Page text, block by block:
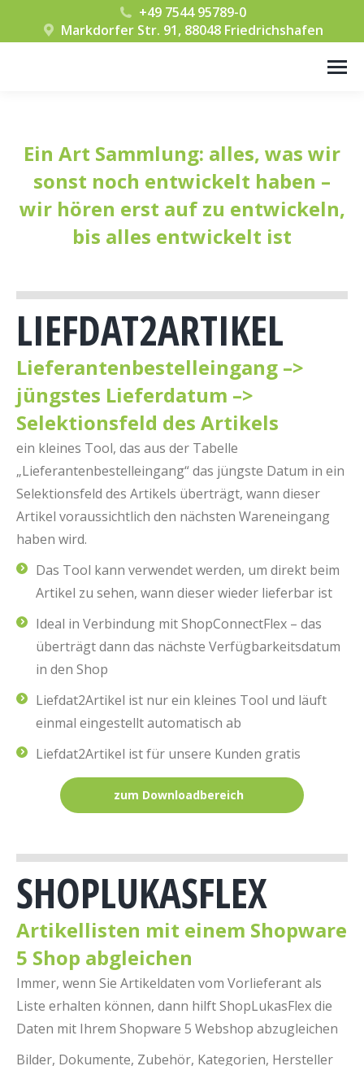
+49 7544 95789-0
Markdorfer Str. 91, 88048 Friedrichshafen
Ein Art Sammlung: alles, was wir
sonst noch entwickelt haben –
wir hören erst auf zu entwickeln,
bis alles entwickelt ist
LIEFDAT2ARTIKEL
Lieferantenbestelleingang –>
jüngstes Lieferdatum –>
Selektionsfeld des Artikels
ein kleines Tool, das aus der Tabelle
„Lieferantenbestelleingang“ das jüngste Datum in ein
Selektionsfeld des Artikels überträgt, wann dieser
Artikel voraussichtlich den nächsten Wareneingang
haben wird.
Das Tool kann verwendet werden, um direkt beim
Artikel zu sehen, wann dieser wieder lieferbar ist
Ideal in Verbindung mit ShopConnectFlex – das
überträgt dann das nächste Verfügbarkeitsdatum
in den Shop
Liefdat2Artikel ist nur ein kleines Tool und läuft
einmal eingestellt automatisch ab
Liefdat2Artikel ist für unsere Kunden gratis
zum Downloadbereich
SHOPLUKASFLEX
Artikellisten mit einem Shopware
5 Shop abgleichen
Immer, wenn Sie Artikeldaten vom Vorlieferant als
Liste erhalten können, dann hilft ShopLukasFlex die
Daten mit Ihrem Shopware 5 Webshop abzugleichen
Bilder, Dokumente, Zubehör, Kategorien, Hersteller